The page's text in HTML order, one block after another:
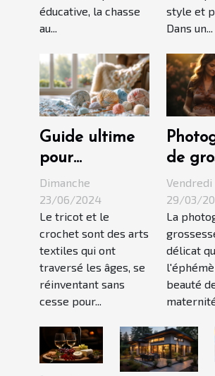
éducative, la chasse
au...
style et
Dans un...
Guide ultime
pour
débutants :
Apprendre les
bases du tricot
et du crochet
Dimanche
23/06/2024
Le tricot et le
crochet sont des arts
textiles qui ont
traversé les âges, se
réinventant sans
cesse pour...
de
une
réussie
Vendredi
29/03/
La
délicat
beauté